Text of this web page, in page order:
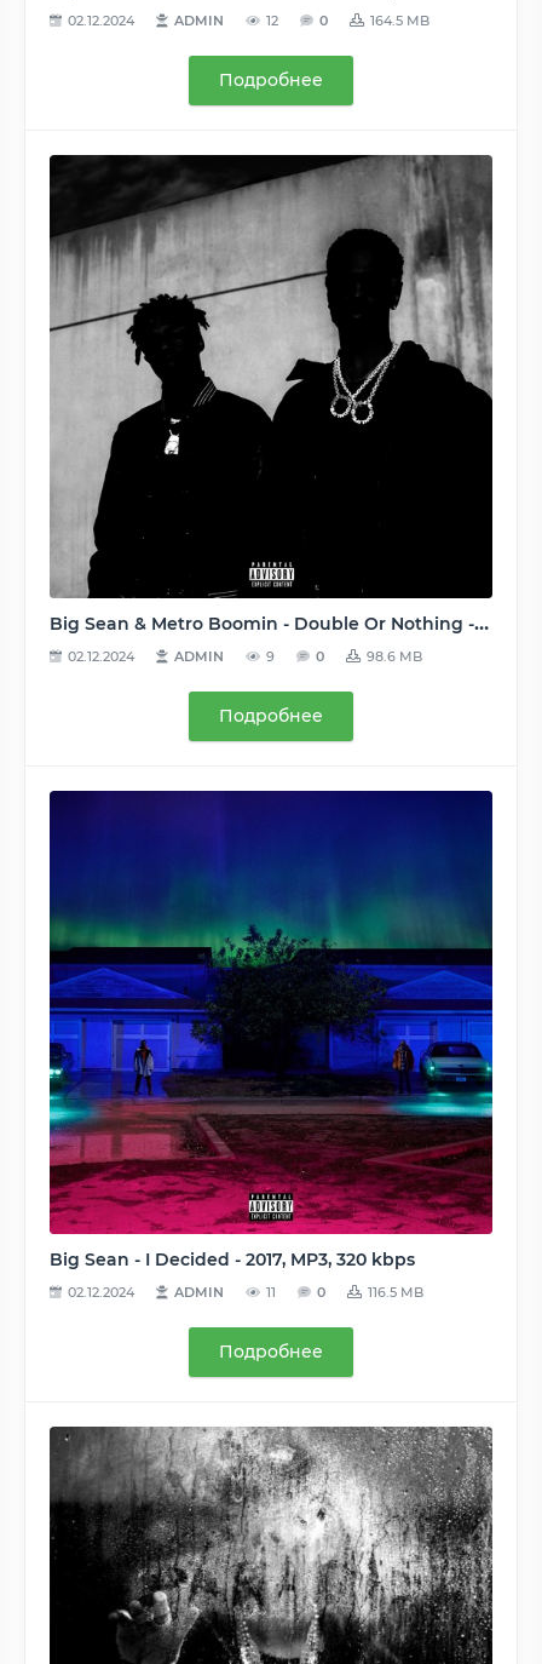
02.12.2024 ADMIN 12 0 164.5 MB
Подробнее
Big Sean & Metro Boomin - Double Or Nothing - 2017, MP3 (tracks), 320 kbps
02.12.2024 ADMIN 9 0 98.6 MB
Подробнее
Big Sean - I Decided - 2017, MP3, 320 kbps
02.12.2024 ADMIN 11 0 116.5 MB
Подробнее